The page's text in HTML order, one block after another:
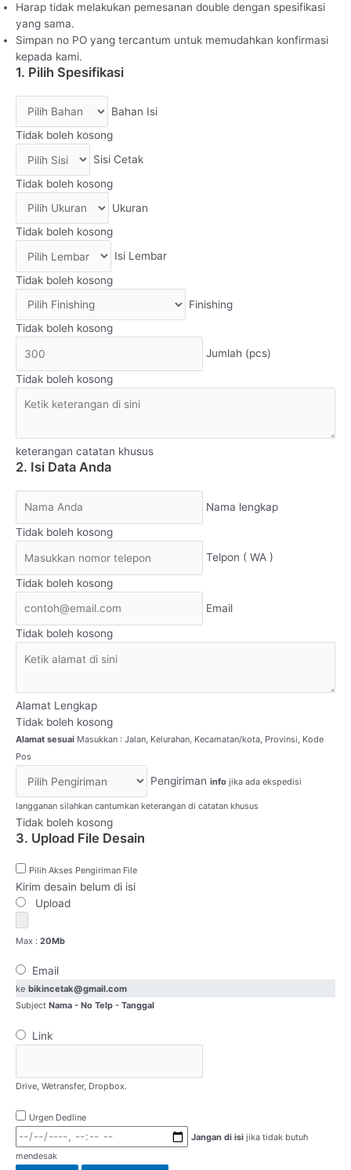
Harap tidak melakukan pemesanan double dengan spesifikasi
yang sama.
Simpan no PO yang tercantum untuk memudahkan konfirmasi
kepada kami.
1. Pilih Spesifikasi
Bahan Isi
Tidak boleh kosong
Sisi Cetak
Tidak boleh kosong
Ukuran
Tidak boleh kosong
Isi Lembar
Tidak boleh kosong
Finishing
Tidak boleh kosong
Jumlah (pcs)
Tidak boleh kosong
keterangan catatan khusus
2. Isi Data Anda
Nama lengkap
Tidak boleh kosong
Telpon ( WA )
Tidak boleh kosong
Email
Tidak boleh kosong
Alamat Lengkap
Tidak boleh kosong
Alamat sesuai Masukkan : Jalan, Kelurahan, Kecamatan/kota, Provinsi, Kode
Pos
Pengiriman infojika ada ekspedisi
langganan silahkan cantumkan keterangan di catatan khusus
Tidak boleh kosong
3. Upload File Desain
Pilih Akses Pengiriman File
Kirim desain belum di isi
Upload
Max : 20Mb
Email
ke bikincetak@gmail.com
Subject Nama - No Telp - Tanggal
Link
Drive, Wetransfer, Dropbox.
Urgen Dedline
Jangan di isijika tidak butuh
mendesak